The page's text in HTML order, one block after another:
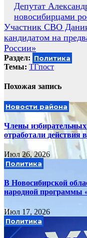
Навигация
по
записям
Депутат
новосибирцами
Участник СВО
кандидатом на
России»
Раздел: Политика
Темы: ТГпост
Похожая запись
Новости района
Члены избирательных
отработали действия
Июл 26, 2026
Политика
В Новосибирской
народной программы
Июл 17, 2026
Политика